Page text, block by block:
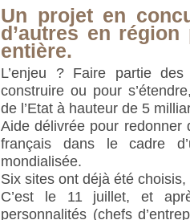
Un projet en
d’autres en
entière.
L’enjeu ? Faire partie
construire ou pour
de l’Etat à hauteur de 5
Aide délivrée pour redonner
français dans le cadre
mondialisée.
Six sites ont déjà été
C’est le 11 juillet, et
personnalités (chefs